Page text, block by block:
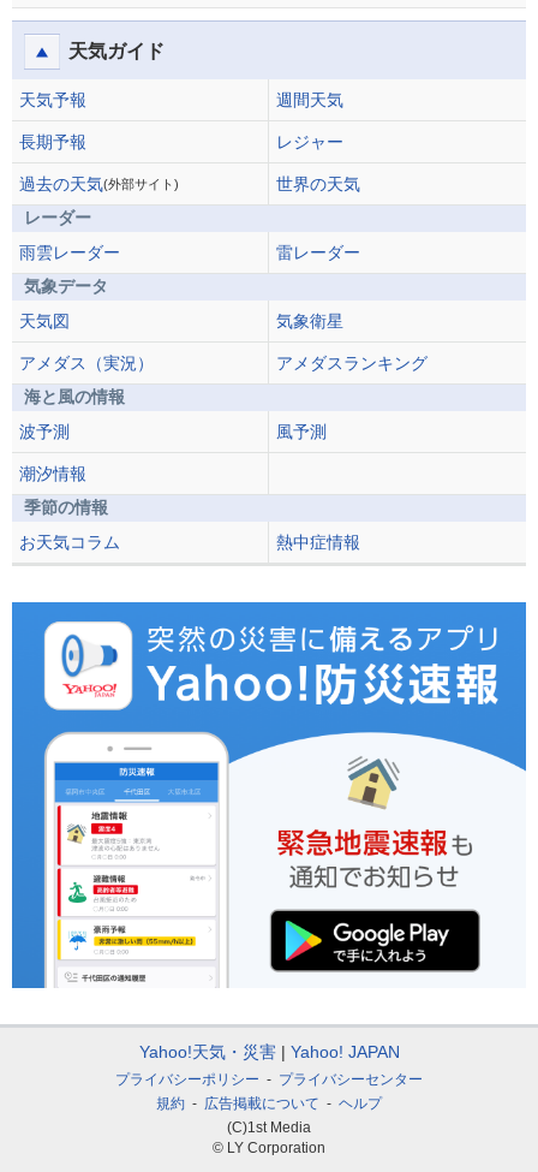
天気ガイド
天気予報 週間天気
長期予報 レジャー
過去の天気(外部サイト)
世界の天気
レーダー
雨雲レーダー
雷レーダー
気象データ
天気図
気象衛星
アメダス（実況）
アメダスランキング
海と風の情報
波予測
風予測
潮汐情報
季節の情報
お天気コラム
熱中症情報
Yahoo!天気・災害 Yahoo! JAPAN
プライバシーポリシー
プライバシーセンター
規約
広告掲載について
ヘルプ
(C)1st Media
© LY Corporation